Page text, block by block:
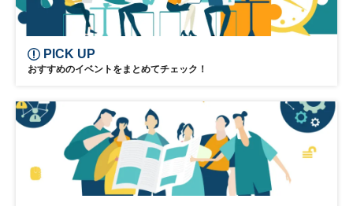
PICK UP
おすすめのイベントをまとめてチェック！